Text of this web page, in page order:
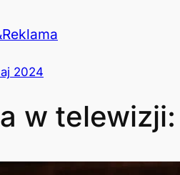
2024
w